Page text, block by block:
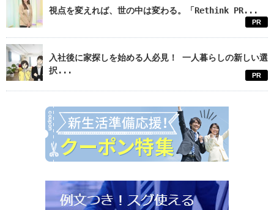
視点を変えれば、世の中は変わる。「Rethink PR...
PR
入社後に家探しを始める人必見！ 一人暮らしの新しい選
択...
PR